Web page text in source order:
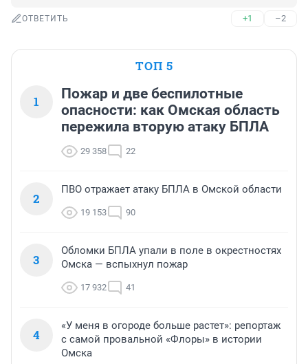
ОТВЕТИТЬ +1 –2
ТОП 5
1
Пожар и две беспилотные
опасности: как Омская область
пережила вторую атаку БПЛА
29 358 22
2
ПВО отражает атаку БПЛА в Омской области
19 153 90
3
Обломки БПЛА упали в поле в окрестностях
Омска — вспыхнул пожар
17 932 41
4
«У меня в огороде больше растет»: репортаж
с самой провальной «Флоры» в истории
Омска